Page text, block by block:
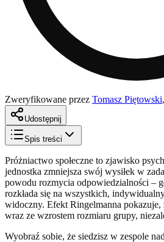
Zweryfikowane przez Tomasz Piętowski,
Udostępnij
Spis treści
Próżniactwo społeczne to zjawisko
jednostka zmniejsza swój wysiłek w
powodu rozmycia odpowiedzialności –
rozkłada się na wszystkich,
widoczny. Efekt Ringelmanna pokazuje,
wraz ze wzrostem rozmiaru grupy,
Wyobraź sobie, że siedzisz w zespole